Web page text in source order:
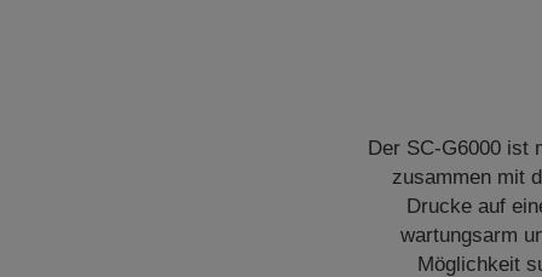
Der SC-G6000 ist
zusammen mit
Drucke auf
wartungsarm
Möglichkeit